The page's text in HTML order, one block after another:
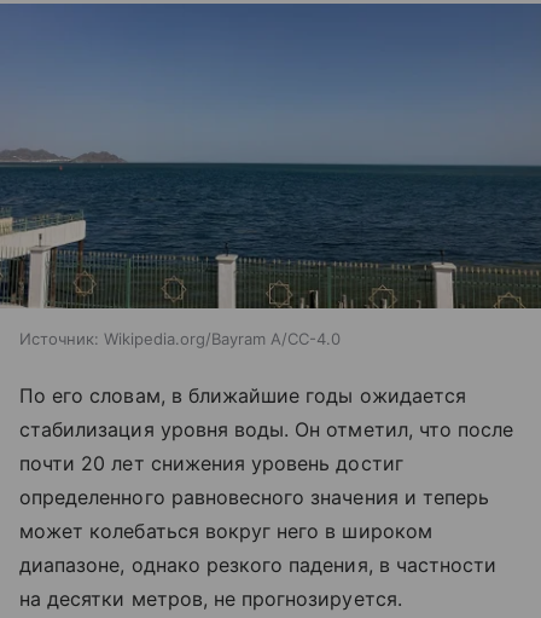
Источник: Wikipedia.org/Bayram A/CC-4.0
По его словам, в ближайшие годы ожидается
стабилизация уровня воды. Он отметил, что после
почти 20 лет снижения уровень достиг
определенного равновесного значения и теперь
может колебаться вокруг него в широком
диапазоне, однако резкого падения, в частности
на десятки метров, не прогнозируется.